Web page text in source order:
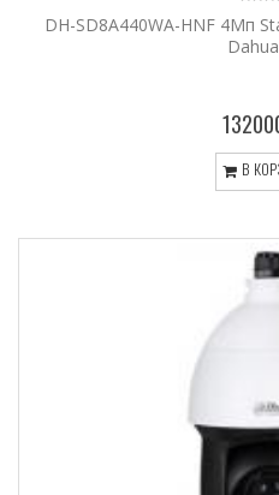
DH-SD8A440WA-HNF 4Мп
В